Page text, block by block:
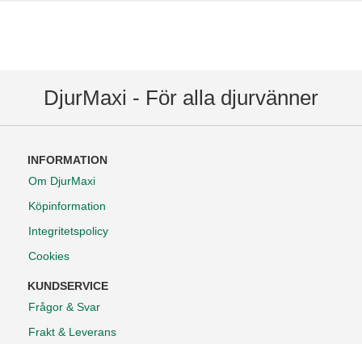
DjurMaxi - För alla djurvänner
INFORMATION
Om DjurMaxi
Köpinformation
Integritetspolicy
Cookies
KUNDSERVICE
Frågor & Svar
Frakt & Leverans